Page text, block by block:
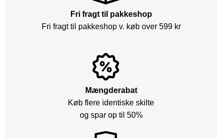
Fri fragt til pakkeshop
Fri fragt til pakkeshop v. køb over 599 kr
Mængderabat
Køb flere identiske skilte
og spar op til 50%